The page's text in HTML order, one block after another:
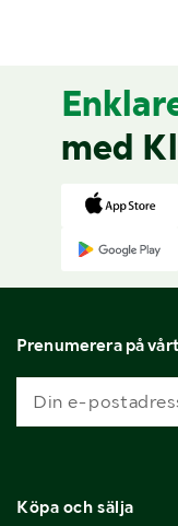
med
Prenumerera på
Köpa och sälja